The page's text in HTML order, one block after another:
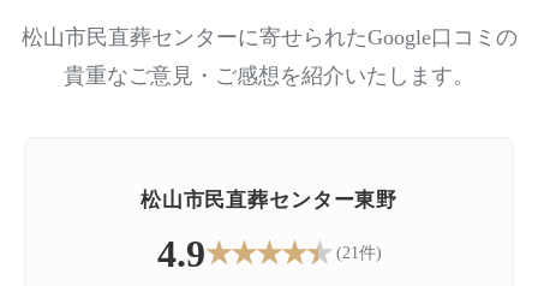
松山市民直葬センターに寄せられたGoogle口コミの
貴重なご意見・ご感想を紹介いたします。
松山市民直葬センター東野
4.9★★★★★ (21件)